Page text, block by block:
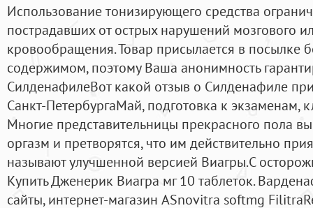
Использование тонизирующего средства
пострадавших от острых нарушений мозгового
кровообращения. Товар присылается в посылке
содержимом, поэтому Ваша анонимность
СилденафилеВот какой отзыв о Силденафиле
Санкт-ПетербургаМай, подготовка к экзаменам,
Многие представительницы прекрасного пола
оргазм и претворятся, что им действительно
называют улучшенной версией Виагры.C
Купить Дженерик Виагра мг 10 таблеток.
сайты, интернет-магазин ASnovitra softmg